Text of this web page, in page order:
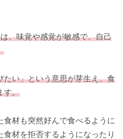
、味覚や感覚が敏感で、自己
たい」という意思が芽生え、食
す。
材も突然好んで食べるように
材を拒否するようになったり